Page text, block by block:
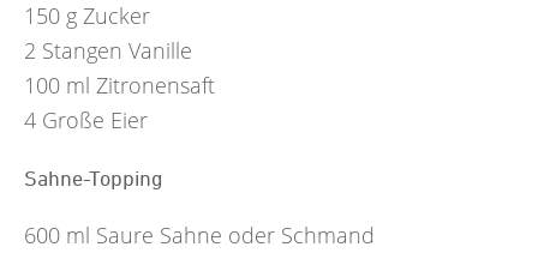
150 g Zucker
2 Stangen Vanille
100 ml Zitronensaft
4 Große Eier
Sahne-Topping
600 ml Saure Sahne oder Schmand